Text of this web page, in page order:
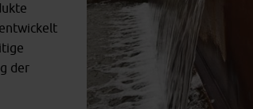
der